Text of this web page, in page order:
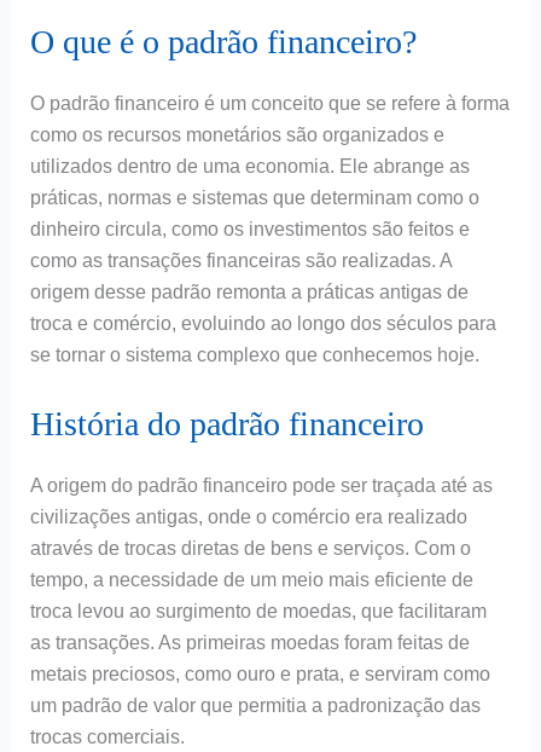
O que é o padrão financeiro?
O padrão financeiro é um conceito que se refere à forma
como os recursos monetários são organizados e
utilizados dentro de uma economia. Ele abrange as
práticas, normas e sistemas que determinam como o
dinheiro circula, como os investimentos são feitos e
como as transações financeiras são realizadas. A
origem desse padrão remonta a práticas antigas de
troca e comércio, evoluindo ao longo dos séculos para
se tornar o sistema complexo que conhecemos hoje.
História do padrão financeiro
A origem do padrão financeiro pode ser traçada até as
civilizações antigas, onde o comércio era realizado
através de trocas diretas de bens e serviços. Com o
tempo, a necessidade de um meio mais eficiente de
troca levou ao surgimento de moedas, que facilitaram
as transações. As primeiras moedas foram feitas de
metais preciosos, como ouro e prata, e serviram como
um padrão de valor que permitia a padronização das
trocas comerciais.